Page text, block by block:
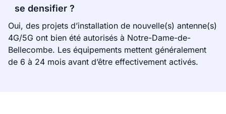
se densifier ?
Oui, des projets d’installation de nouvelle(s) antenne(s)
4G/5G ont bien été autorisés à Notre-Dame-de-
Bellecombe. Les équipements mettent généralement
de 6 à 24 mois avant d’être effectivement activés.